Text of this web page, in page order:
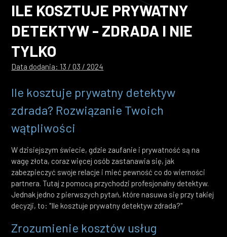
ILE KOSZTUJE PRYWATNY
DETEKTYW - ZDRADA I NIE
TYLKO
Data dodania: 13 /03 / 2024
Ile kosztuje prywatny detektyw
zdrada? Rozwiązanie Twoich
wątpliwości
W dzisiejszym świecie, gdzie zaufanie i prywatność są na
wagę złota, coraz więcej osób zastanawia się, jak
zabezpieczyć swoje relacje i mieć pewność co do wierności
partnera. Tutaj z pomocą przychodzi profesjonalny detektyw.
Jednak jedno z pierwszych pytań, które nasuwa się przy takiej
decyzji, to: "Ile kosztuje prywatny detektyw zdrada?"
Zrozumienie kosztów usług